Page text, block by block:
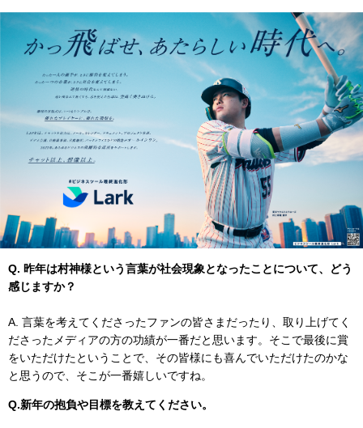
Q. 昨年は村神様という言葉が社会現象となったことについて、どう
感じますか？
A. 言葉を考えてくださったファンの皆さまだったり、取り上げてく
ださったメディアの方の功績が一番だと思います。そこで最後に賞
をいただけたということで、その皆様にも喜んでいただけたのかな
と思うので、そこが一番嬉しいですね。
Q.新年の抱負や目標を教えてください。